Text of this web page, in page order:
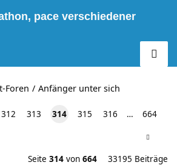
pace verschiedener
Foren Anfänger unter sich
312 313 314 315 316 … 664
Seite 314 von 664 33195 Beiträge